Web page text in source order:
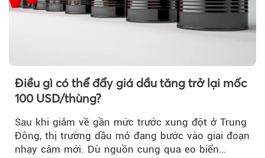
Điều gì có thể đẩy giá dầu tăng trở lại mốc
100 USD/thùng?
Sau khi giảm về gần mức trước xung đột ở Trung
Đông, thị trường dầu mỏ đang bước vào giai đoạn
nhạy cảm mới. Dù nguồn cung qua eo biển